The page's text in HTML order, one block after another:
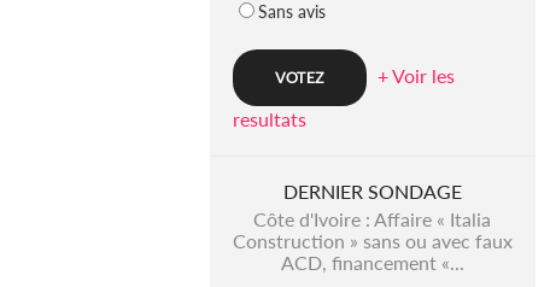
Sans avis
+ Voir les
resultats
DERNIER SONDAGE
Côte d'Ivoire : Affaire « Italia
Construction » sans ou avec faux
ACD, financement «...